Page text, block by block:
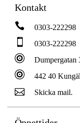
Kontakt
0303-222298
0303-222298
Dumpergatan
442 40
Skicka mail.